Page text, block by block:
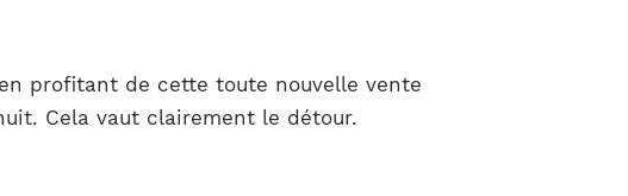
profitant de cette toute nouvelle vente
Cela vaut clairement le détour.